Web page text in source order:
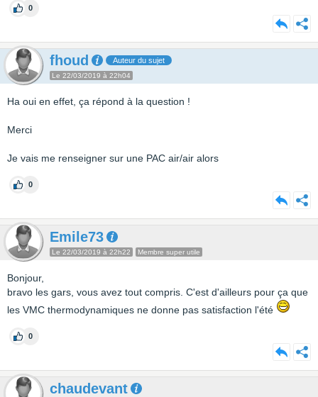
0
fhoud Auteur du sujet
Le 22/03/2019 à 22h04
Ha oui en effet, ça répond à la question !
Merci
Je vais me renseigner sur une PAC air/air alors
0
Emile73
Le 22/03/2019 à 22h22 Membre super utile
Bonjour,
bravo les gars, vous avez tout compris. C'est d'ailleurs pour ça que
les VMC thermodynamiques ne donne pas satisfaction l'été
0
chaudevant